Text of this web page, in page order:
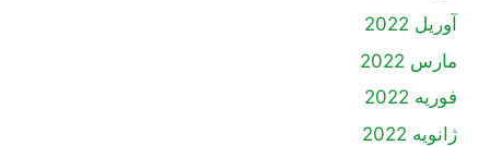
آوریل 2022
مارس 2022
فوریه 2022
ژانویه 2022